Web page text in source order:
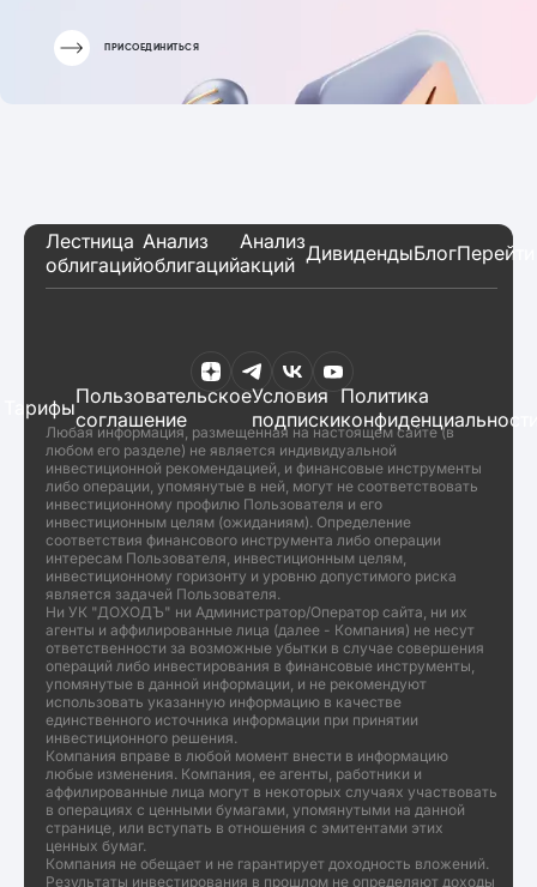
ПРИСОЕДИНИТЬСЯ
Лестница
облигаций
Анализ
облигаций
Анализ
акций ДивидендыБлог
ТарифыПользовательское
соглашение
Условия
подписки
Политика
Любая информация, размещенная на настоящем сайте (в
любом его разделе) не является индивидуальной
инвестиционной рекомендацией, и финансовые инструменты
либо операции, упомянутые в ней, могут не соответствовать
инвестиционному профилю Пользователя и его
инвестиционным целям (ожиданиям). Определение
соответствия финансового инструмента либо операции
интересам Пользователя, инвестиционным целям,
инвестиционному горизонту и уровню допустимого риска
является задачей Пользователя.
Ни УК "ДОХОДЪ" ни Администратор/Оператор сайта, ни их
агенты и аффилированные лица (далее - Компания) не несут
ответственности за возможные убытки в случае совершения
операций либо инвестирования в финансовые инструменты,
упомянутые в данной информации, и не рекомендуют
использовать указанную информацию в качестве
единственного источника информации при принятии
инвестиционного решения.
Компания вправе в любой момент внести в информацию
любые изменения. Компания, ее агенты, работники и
аффилированные лица могут в некоторых случаях участвовать
в операциях с ценными бумагами, упомянутыми на данной
странице, или вступать в отношения с эмитентами этих
ценных бумаг.
Компания не обещает и не гарантирует доходность вложений.
Результаты инвестирования в прошлом не определяют доходы